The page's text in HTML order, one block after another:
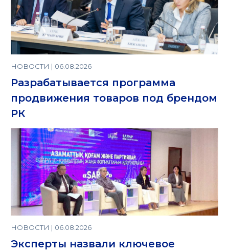
НОВОСТИ | 06.08.2026
Разрабатывается программа
продвижения товаров под брендом
РК
НОВОСТИ | 06.08.2026
Эксперты назвали ключевое